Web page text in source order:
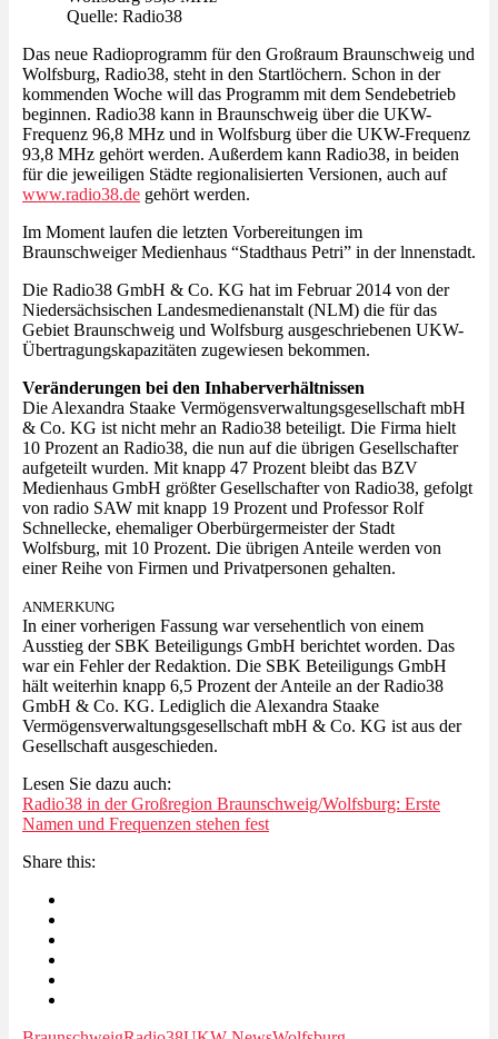
Quelle: Radio38
Das neue Radioprogramm für den Großraum Braunschweig und
Wolfsburg, Radio38, steht in den Startlöchern. Schon in der
kommenden Woche will das Programm mit dem Sendebetrieb
beginnen. Radio38 kann in Braunschweig über die UKW-
Frequenz 96,8 MHz und in Wolfsburg über die UKW-Frequenz
93,8 MHz gehört werden. Außerdem kann Radio38, in beiden
für die jeweiligen Städte regionalisierten Versionen, auch auf
www.radio38.de gehört werden.
Im Moment laufen die letzten Vorbereitungen im
Braunschweiger Medienhaus “Stadthaus Petri” in der lnnenstadt.
Die Radio38 GmbH & Co. KG hat im Februar 2014 von der
Niedersächsischen Landesmedienanstalt (NLM) die für das
Gebiet Braunschweig und Wolfsburg ausgeschriebenen UKW-
Übertragungskapazitäten zugewiesen bekommen.
Veränderungen bei den Inhaberverhältnissen
Die Alexandra Staake Vermögensverwaltungsgesellschaft mbH
& Co. KG ist nicht mehr an Radio38 beteiligt. Die Firma hielt
10 Prozent an Radio38, die nun auf die übrigen Gesellschafter
aufgeteilt wurden. Mit knapp 47 Prozent bleibt das BZV
Medienhaus GmbH größter Gesellschafter von Radio38, gefolgt
von radio SAW mit knapp 19 Prozent und Professor Rolf
Schnellecke, ehemaliger Oberbürgermeister der Stadt
Wolfsburg, mit 10 Prozent. Die übrigen Anteile werden von
einer Reihe von Firmen und Privatpersonen gehalten.
ANMERKUNG
In einer vorherigen Fassung war versehentlich von einem
Ausstieg der SBK Beteiligungs GmbH berichtet worden. Das
war ein Fehler der Redaktion. Die SBK Beteiligungs GmbH
hält weiterhin knapp 6,5 Prozent der Anteile an der Radio38
GmbH & Co. KG. Lediglich die Alexandra Staake
Vermögensverwaltungsgesellschaft mbH & Co. KG ist aus der
Gesellschaft ausgeschieden.
Lesen Sie dazu auch:
Radio38 in der Großregion Braunschweig/Wolfsburg: Erste
Namen und Frequenzen stehen fest
Share this: